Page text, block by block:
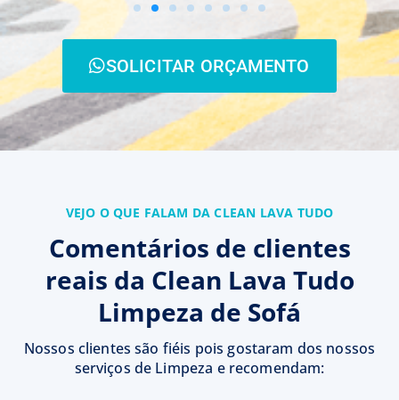
SOLICITAR ORÇAMENTO
VEJO O QUE FALAM DA CLEAN LAVA TUDO
Comentários de clientes
reais da Clean Lava Tudo
Limpeza de Sofá
Nossos clientes são fiéis pois gostaram dos nossos
serviços de Limpeza e recomendam: